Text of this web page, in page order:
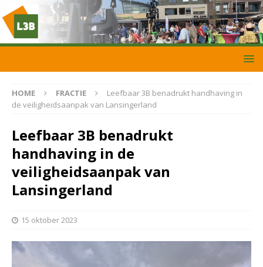
HOME FRACTIE
Leefbaar 3B benadrukt handhaving in
de veiligheidsaanpak van Lansingerland
Leefbaar 3B benadrukt
handhaving in de
veiligheidsaanpak van
Lansingerland
15 oktober 2023